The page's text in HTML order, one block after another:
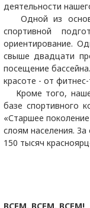
деятельности
Одной из
спортивной
ориентирование.
свыше двадцати
посещение
красоте - от
Кроме того, наше
базе спортивного
«Старшее
слоям населения.
150 тысяч